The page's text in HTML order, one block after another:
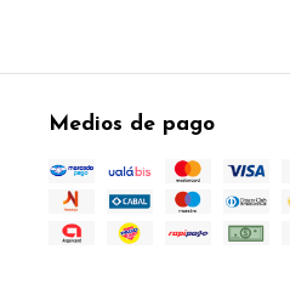
Medios de pago